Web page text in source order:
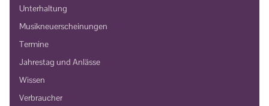
Unterhaltung
Musikneuerscheinungen
Termine
Jahrestag und Anlässe
Wissen
Verbraucher